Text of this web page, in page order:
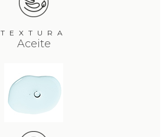
TEXTURA
Aceite